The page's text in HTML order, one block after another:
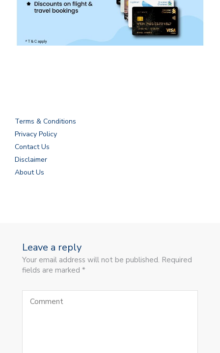
Terms & Conditions
Privacy Policy
Contact Us
Disclaimer
About Us
Leave a reply
Your email address will not be published. Required
fields are marked *